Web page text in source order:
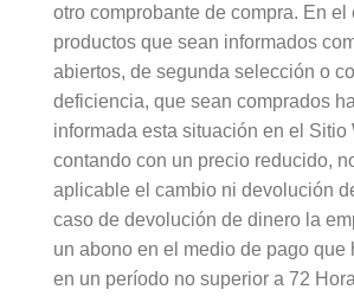
otro comprobante de compra. En el
productos que sean informados
abiertos, de segunda selección o
deficiencia, que sean comprados
informada esta situación en el Sitio
contando con un precio reducido,
aplicable el cambio ni devolución
caso de devolución de dinero la
un abono en el medio de pago que
en un período no superior a 72